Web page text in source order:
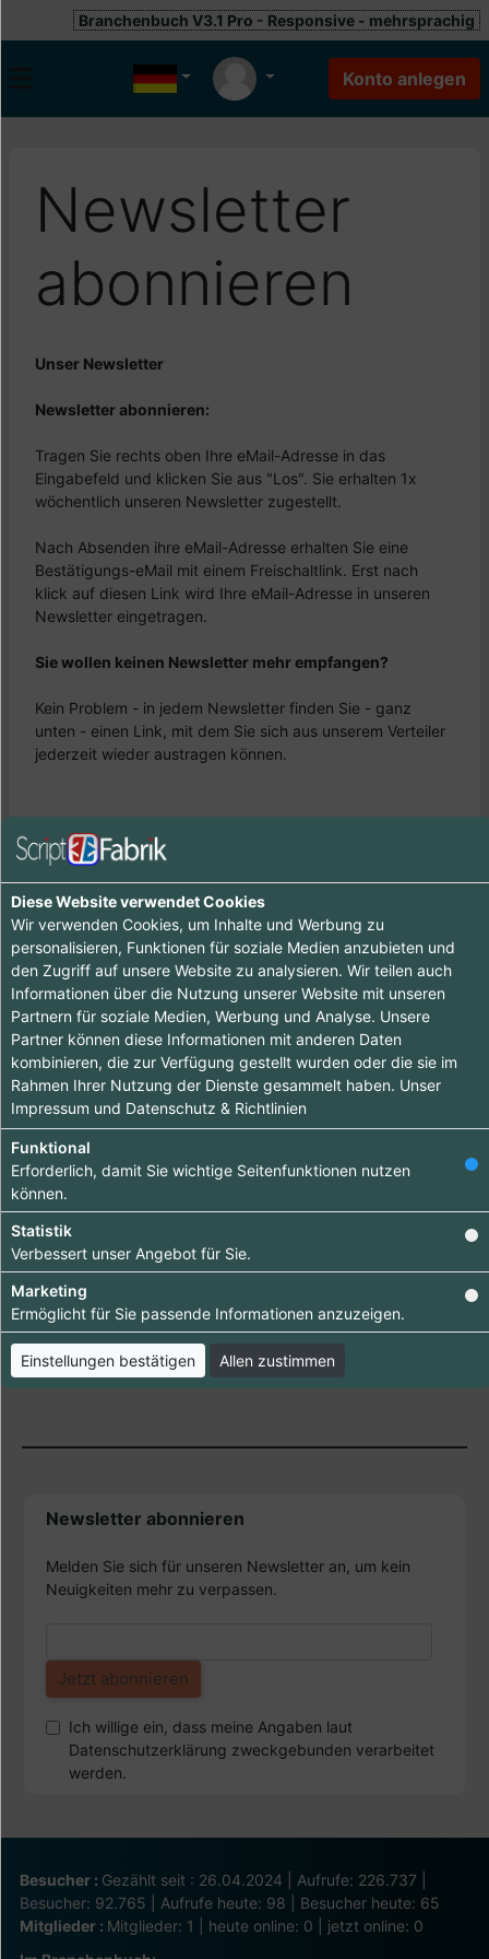
Branchenbuch V3.1 Pro - Responsive - mehrsprachig
Newsletter
abonnieren
Unser Newsletter
Newsletter abonnieren:
Tragen Sie rechts oben Ihre eMail-Adresse in das
Eingabefeld und klicken Sie aus "Los". Sie erhalten 1x
wöchentlich unseren Newsletter zugestellt.
Nach Absenden ihre eMail-Adresse erhalten Sie eine
Bestätigungs-eMail mit einem Freischaltlink. Erst nach
klick auf diesen Link wird Ihre eMail-Adresse in unseren
Newsletter eingetragen.
Sie wollen keinen Newsletter mehr empfangen?
Kein Problem - in jedem Newsletter finden Sie - ganz
unten - einen Link, mit dem Sie sich aus unserem Verteiler
jederzeit wieder austragen können.
Ihr- Support Team
Tipp ab 15.90 €
Hebe dich ab von
anderen ab und
bringe deinen
nach vorn.
Bestelle jetzt dein
Premium-Eintrag!
Bringen Sie Ihr Business nach vorn!
Newsletter abonnieren
Melden Sie sich für unseren Newsletter an, um kein
Neuigkeiten mehr zu verpassen.
Ich willige ein, dass meine Angaben laut
Datenschutzerklärung zweckgebunden verarbeitet
werden.
Besucher : Gezählt seit : 26.04.2024 | Aufrufe: 226.737 |
Besucher: 92.765 | Aufrufe heute: 98 | Besucher heute: 65
Mitglieder : Mitglieder: 1 | heute online: 0 | jetzt online: 0
Diese Website verwendet Cookies
Wir verwenden Cookies, um Inhalte und Werbung zu
personalisieren, Funktionen für soziale Medien anzubieten und
den Zugriff auf unsere Website zu analysieren. Wir teilen auch
Informationen über die Nutzung unserer Website mit unseren
Partnern für soziale Medien, Werbung und Analyse. Unsere
Partner können diese Informationen mit anderen Daten
kombinieren, die zur Verfügung gestellt wurden oder die sie im
Rahmen Ihrer Nutzung der Dienste gesammelt haben. Unser
Impressum und Datenschutz & Richtlinien
Funktional
Erforderlich, damit Sie wichtige Seitenfunktionen nutzen
können.
Statistik
Verbessert unser Angebot für Sie.
Marketing
Ermöglicht für Sie passende Informationen anzuzeigen.
Einstellungen bestätigen Allen zustimmen